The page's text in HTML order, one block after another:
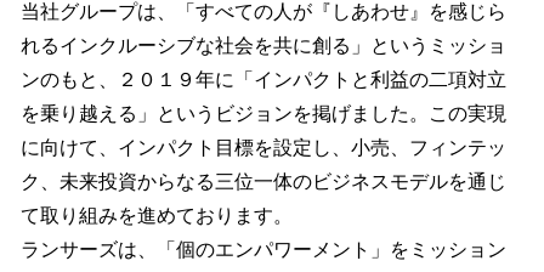
当社グループは、「すべての人が『しあわせ』を感じら
れるインクルーシブな社会を共に創る」というミッショ
ンのもと、２０１９年に「インパクトと利益の二項対立
を乗り越える」というビジョンを掲げました。この実現
に向けて、インパクト目標を設定し、小売、フィンテッ
ク、未来投資からなる三位一体のビジネスモデルを通じ
て取り組みを進めております。
ランサーズは、「個のエンパワーメント」をミッション